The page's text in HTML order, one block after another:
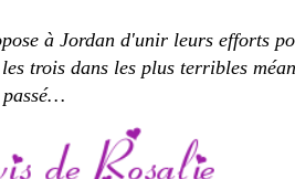
à Jordan d'unir leurs efforts
trois dans les plus terribles
passé…